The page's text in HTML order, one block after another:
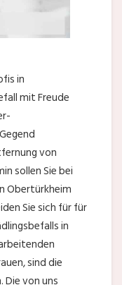
in
mit Freude
von
sollen Sie bei
Obertürkheim
Sie sich für für
in
sind die
von uns